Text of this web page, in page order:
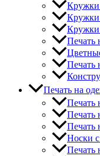
Кружки
Кружки
Кружки
Печать
Печать
Печать на
Печать
Печать
Печать
Носки
Печать